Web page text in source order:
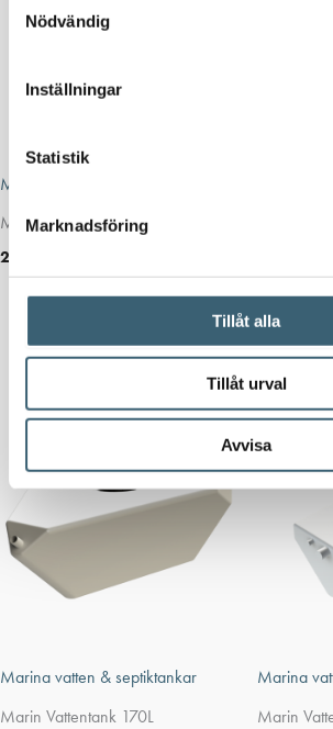
Nödvändig
Inställningar
Statistik
Marknadsföring
Tillåt alla
Tillåt urval
Avvisa
Marina vatten & septiktankar
Marin Vattentank 65L
2 420
Marin
Marina vatten & septiktankar
Marin Vattentank 170L
Marina
Marin